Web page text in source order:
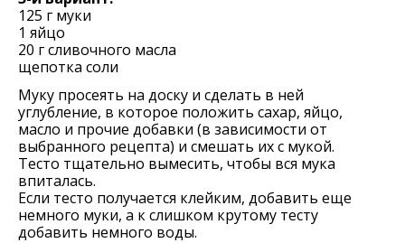
125 г муки
1 яйцо
20 г сливочного масла
щепотка соли
Муку просеять на доску и сделать в ней
углубление, в которое положить сахар, яйцо,
масло и прочие добавки (в зависимости от
выбранного рецепта) и смешать их с мукой.
Тесто тщательно вымесить, чтобы вся мука
впиталась.
Если тесто получается клейким, добавить еще
немного муки, а к слишком крутому тесту
добавить немного воды.